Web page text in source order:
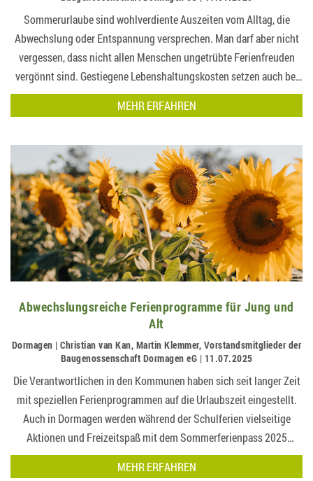
Sommerurlaube sind wohlverdiente Auszeiten vom Alltag, die
Abwechslung oder Entspannung versprechen. Man darf aber nicht
vergessen, dass nicht allen Menschen ungetrübte Ferienfreuden
vergönnt sind. Gestiegene Lebenshaltungskosten setzen auch bei
den Mieterinnen und Mietern der BGD hinter manche Urlaubspläne
ein Fragezeichen….
MEHR ERFAHREN
Abwechslungsreiche Ferienprogramme für Jung und
Alt
Dormagen | Christian van Kan, Martin Klemmer, Vorstandsmitglieder der
Baugenossenschaft Dormagen eG | 11.07.2025
Die Verantwortlichen in den Kommunen haben sich seit langer Zeit
mit speziellen Ferienprogrammen auf die Urlaubszeit eingestellt.
Auch in Dormagen werden während der Schulferien vielseitige
Aktionen und Freizeitspaß mit dem Sommerferienpass 2025
angeboten, speziell für Kinder und Ju…
MEHR ERFAHREN